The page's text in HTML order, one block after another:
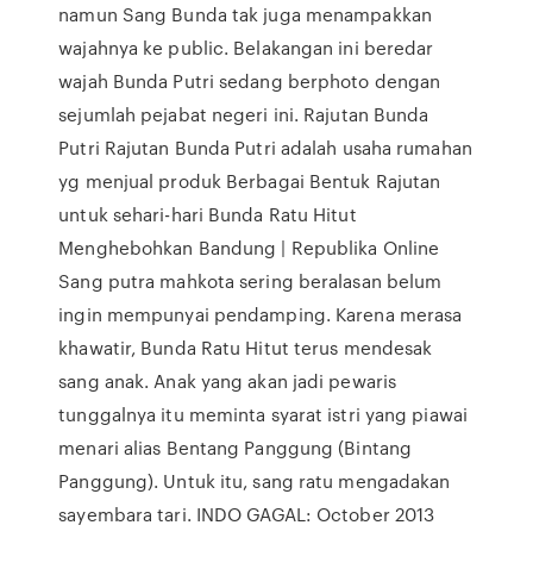
namun Sang Bunda tak juga menampakkan
wajahnya ke public. Belakangan ini beredar
wajah Bunda Putri sedang berphoto dengan
sejumlah pejabat negeri ini. Rajutan Bunda
Putri Rajutan Bunda Putri adalah usaha rumahan
yg menjual produk Berbagai Bentuk Rajutan
untuk sehari-hari Bunda Ratu Hitut
Menghebohkan Bandung | Republika Online
Sang putra mahkota sering beralasan belum
ingin mempunyai pendamping. Karena merasa
khawatir, Bunda Ratu Hitut terus mendesak
sang anak. Anak yang akan jadi pewaris
tunggalnya itu meminta syarat istri yang piawai
menari alias Bentang Panggung (Bintang
Panggung). Untuk itu, sang ratu mengadakan
sayembara tari. INDO GAGAL: October 2013